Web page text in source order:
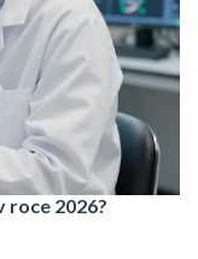
roce 2026?